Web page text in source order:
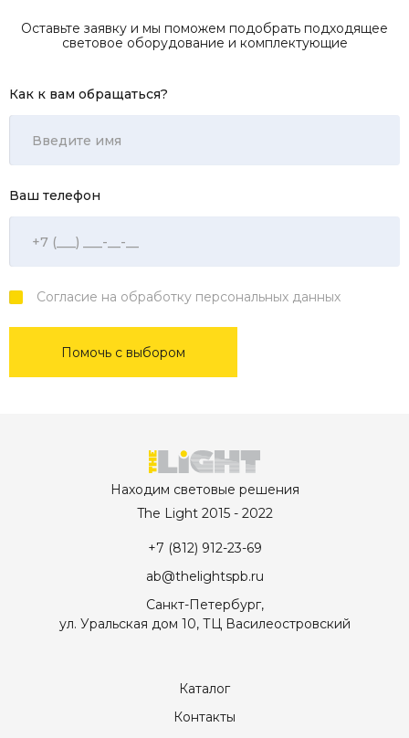
Оставьте заявку и мы поможем подобрать подходящее
световое оборудование и комплектующие
Как к вам обращаться?
Ваш телефон
Помочь с выбором
Согласие на обработку персональных данных
Находим световые решения
The Light 2015 - 2022
+7 (812) 912-23-69
ab@thelightspb.ru
Санкт-Петербург,
ул. Уральская дом 10, ТЦ Василеостровский
Каталог
Контакты